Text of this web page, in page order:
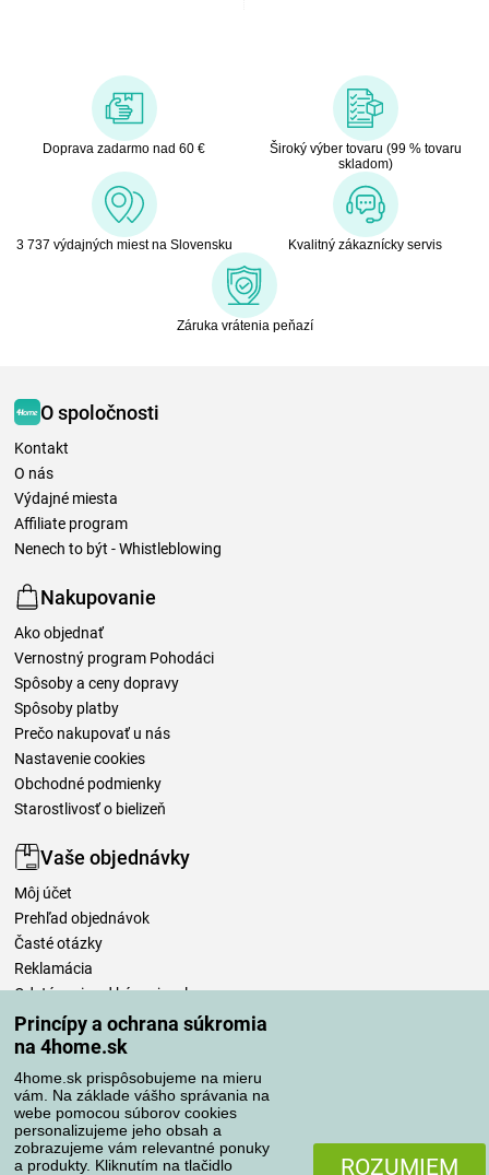
Princípy a ochrana súkromia
na 4home.sk
4home.sk prispôsobujeme na mieru
vám. Na základe vášho správania na
webe pomocou súborov cookies
personalizujeme jeho obsah a
zobrazujeme vám relevantné ponuky
a produkty. Kliknutím na tlačidlo
ROZUMIEM
Doprava zadarmo nad 60 €
Široký výber tovaru (99 % tovaru
skladom)
3 737 výdajných miest na Slovensku Kvalitný zákaznícky servis
Záruka vrátenia peňazí
O spoločnosti
Kontakt
O nás
Výdajné miesta
Affiliate program
Nenech to být - Whistleblowing
Nakupovanie
Ako objednať
Vernostný program Pohodáci
Spôsoby a ceny dopravy
Spôsoby platby
Prečo nakupovať u nás
Nastavenie cookies
Obchodné podmienky
Starostlivosť o bielizeň
Vaše objednávky
Môj účet
Prehľad objednávok
Časté otázky
Reklamácia
Odstúpenie od kúpnej zmluvy
Pravidlá spracovania recenzií
Spôsoby dopravy
Spôsoby platby